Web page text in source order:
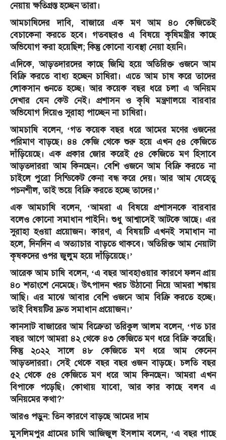
নেয়ায় ক্ষতিগ্রস্ত হচ্ছেন তারা।
আমচাষিদের দাবি, বাজারে এক মণ আম ৪০ কেজিতেই
বেচাকেনা করতে হবে। গতবছরও এ বিষয়ে কৃষিমন্ত্রীর কাছে
অভিযোগ করা হয়েছিল; কিন্তু কোনো ব্যবস্থা নেয়া হয়নি।
এদিকে, আড়তদারদের কাছে জিম্মি হয়ে অতিরিক্ত ওজনে আম
বিক্রি করতে বাধ্য হচ্ছেন চাষিরা। এতে আম চাষ করে তাদের
লোকসান গুনতে হচ্ছে। আর কয়েক বছর ধরে চলা এ অনিয়ম
দেখার যেন কেউ নেই। প্রশাসন ও কৃষি মন্ত্রণালয়ে বারবার
অভিযোগ দিয়েও সুরাহা পাচ্ছেন না চাষিরা।
আমচাষি বলেন, ‘গত কয়েক বছর ধরে আমের মণের ওজনের
পরিমাণ বাড়ছে। ৪৪ কেজি থেকে শুরু হয়ে এখন ৫৪ কেজিতে
দাঁড়িয়েছে। এক প্রকার জোর করেই ৫৪ কেজিতে মণ হিসাবে
আড়তদাররা আম কিনছেন। বেশি ওজনে আম বিক্রি করতে না
চাইলে পুরো সিন্ডিকেট কেনা বন্ধ করে দেয়। আর আম যেহেতু
পচনশীল, তাই ভয়ে বিক্রি করতে হচ্ছে তাদের।’
এক আমচাষি বলেন, ‘আমরা এ বিষয়ে প্রশাসনকে বারবার
বলেও কোনো সমাধান পাইনি। শুধু আশ্বাসেই আটকে আছে। এর
সুরাহা হওয়া প্রয়োজন। কারণ, এ বিষয়টি এখনই সমাধান না
হলে, দিনদিন এ অত্যাচার বাড়তে থাকবে। অতিরিক্ত আম নেয়াটা
কৃষকদের ওপর জুলুম হয়ে দাঁড়িয়েছে।’
আরেক আম চাষি বলেন, ‘এ বছর আবহাওয়ার কারণে ফলন প্রায়
৪০ শতাংশে নেমেছে। উৎপাদন খরচ উঠানো নিয়ে আমরা শঙ্কায়
আছি। এর মাঝে আবার বেশি ওজনে আম বিক্রি করতে হচ্ছে।
তাই বিষয়টির দ্রুত সমাধান প্রয়োজন।’
কানসাট বাজারের আম বিক্রেতা তরিকুল আলম বলেন, ‘গত চার
বছর আগে আমরা ৪২ থেকে ৪৩ কেজিতে মণ ধরে বিক্রি করেছি।
কিন্তু ২০২২ সালে ৪৮ কেজিতে মণ ধরে আম কেনেন
আড়তদাররা। সেই থেকে বছর বছর ওজন বাড়ছে। চলতি বছর
৫২ থেকে ৫৪ কেজিতে মণ ধরে আম কিনছেন। আমরা এখন
বিপাকে পড়েছি। কোথায় যাবো, আর কার কাছে বলব এ
অনিয়মের কথা?’
আরও পড়ুন: তিন কারণে বাড়ছে আমের দাম
মুসলিমপুর গ্রামের চাষি আজিজুল ইসলাম বলেন, ‘এ বছর গাছে